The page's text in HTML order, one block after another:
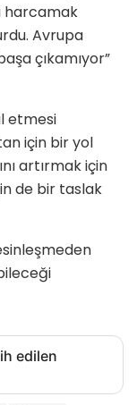
harcamak
Avrupa
çıkamıyor”
etmesi
için bir yol
artırmak için
de bir taslak
edilen